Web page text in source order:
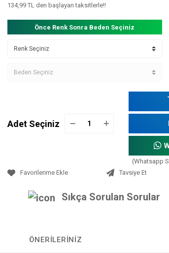
134,99 TL den başlayan taksitlerle!!
Önce Renk Sonra Beden Seçiniz
Adet Seçiniz
(Whatsapp
Tavsiye Et
Sıkça Sorulan Sorular
ÖNERILERINIZ